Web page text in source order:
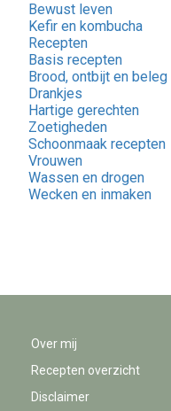
Bewust leven
Kefir en kombucha
Recepten
Basis recepten
Brood, ontbijt en beleg
Drankjes
Hartige gerechten
Zoetigheden
Schoonmaak recepten
Vrouwen
Wassen en drogen
Wecken en inmaken
Over mij
Recepten overzicht
Disclaimer